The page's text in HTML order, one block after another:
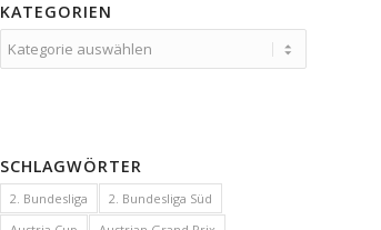
KATEGORIEN
SCHLAGWÖRTER
2. Bundesliga
2. Bundesliga Süd